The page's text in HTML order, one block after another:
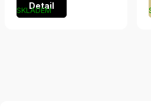
SKLADEM
Detail